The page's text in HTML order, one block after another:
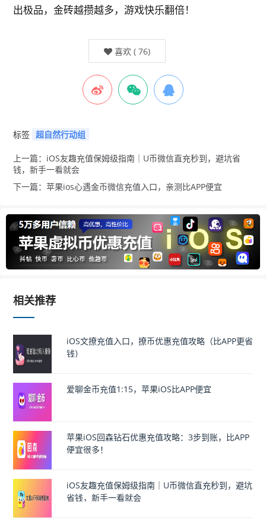
出极品，金砖越攒越多，游戏快乐翻倍！
喜欢 ( 76)
标签 超自然行动组
上一篇：iOS友趣充值保姆级指南｜U币微信直充秒到，避坑省
钱，新手一看就会
下一篇：苹果ios心遇金币微信充值入口，亲测比APP便宜
相关推荐
iOS文撩充值入口，撩币优惠充值攻略（比APP更省
钱）
爱聊金币充值1:15，苹果iOS比APP便宜
苹果iOS回森钻石优惠充值攻略：3步到账，比APP
便宜很多！
iOS友趣充值保姆级指南｜U币微信直充秒到，避坑
省钱，新手一看就会